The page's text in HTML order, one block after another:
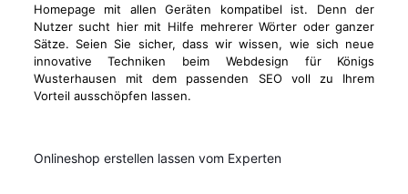
Homepage mit allen Geräten kompatibel ist. Denn der
Nutzer sucht hier mit Hilfe mehrerer Wörter oder ganzer
Sätze. Seien Sie sicher, dass wir wissen, wie sich neue
innovative Techniken beim Webdesign für Königs
Wusterhausen mit dem passenden SEO voll zu Ihrem
Vorteil ausschöpfen lassen.
Onlineshop erstellen lassen vom Experten